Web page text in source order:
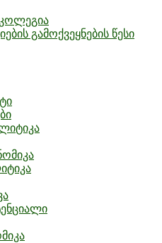
გამოქვეყნების წესი